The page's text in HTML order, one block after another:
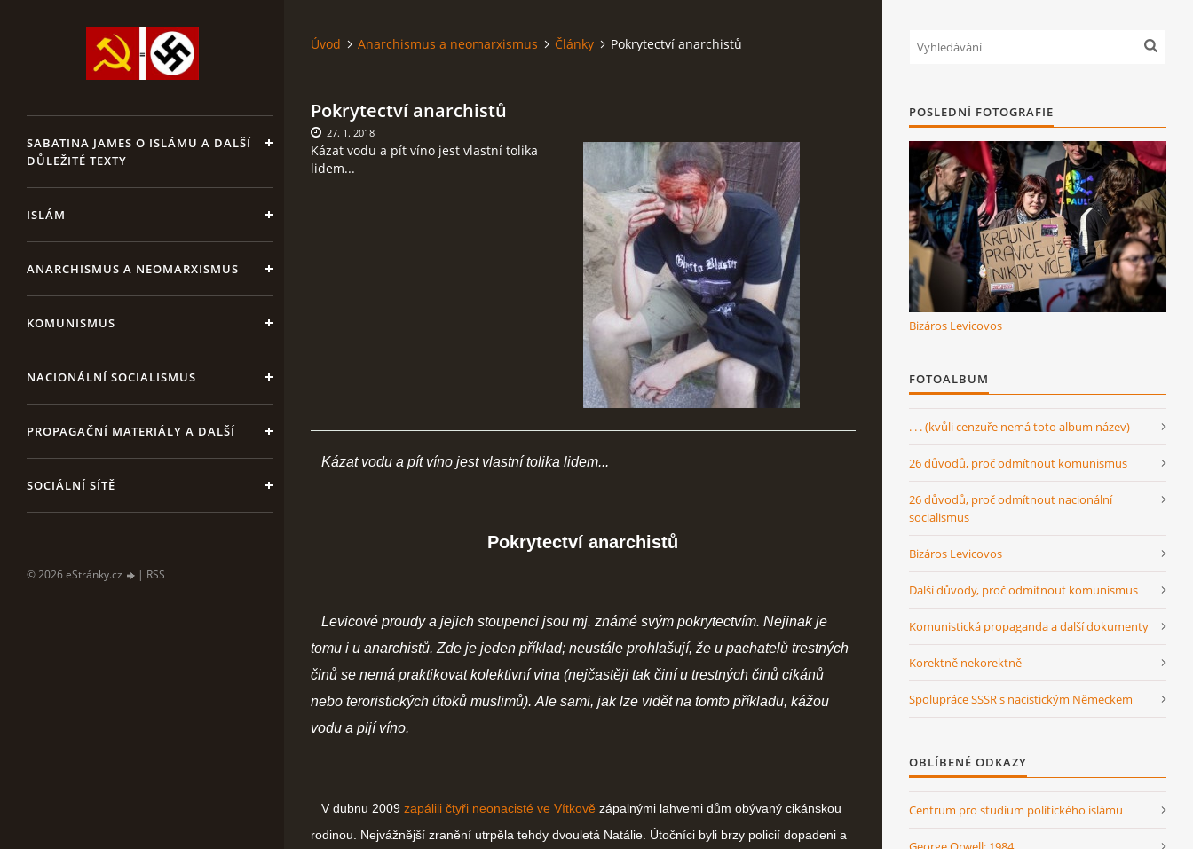
SABATINA JAMES O ISLÁMU A DALŠÍ
DŮLEŽITÉ TEXTY
ISLÁM
ANARCHISMUS A NEOMARXISMUS
KOMUNISMUS
NACIONÁLNÍ SOCIALISMUS
PROPAGAČNÍ MATERIÁLY A DALŠÍ
SOCIÁLNÍ SÍTĚ
© 2026 eStránky.cz | RSS
Úvod Anarchismus a neomarxismus Články Pokrytectví anarchistů
Pokrytectví anarchistů
Kázat vodu a pít víno jest vlastní tolika
lidem...
27. 1. 2018
Kázat vodu a pít víno jest vlastní tolika lidem...
Pokrytectví anarchistů
Levicové proudy a jejich stoupenci jsou mj. známé svým pokrytectvím. Nejinak je
tomu i u anarchistů. Zde je jeden příklad; neustále prohlašují, že u pachatelů trestných
činů se nemá praktikovat kolektivní vina (nejčastěji tak činí u trestných činů cikánů
nebo teroristických útoků muslimů). Ale sami, jak lze vidět na tomto příkladu, kážou
vodu a pijí víno.
V dubnu 2009 zapálili čtyři neonacisté ve Vítkově zápalnými lahvemi dům obývaný cikánskou
rodinou. Nejvážnější zranění utrpěla tehdy dvouletá Natálie. Útočníci byli brzy policií dopadeni a
POSLEDNÍ FOTOGRAFIE
Bizáros Levicovos
FOTOALBUM
. . . (kvůli cenzuře nemá toto album název)
26 důvodů, proč odmítnout komunismus
26 důvodů, proč odmítnout nacionální
socialismus
Bizáros Levicovos
Další důvody, proč odmítnout komunismus
Komunistická propaganda a další dokumenty
Korektně nekorektně
Spolupráce SSSR s nacistickým Německem
OBLÍBENÉ ODKAZY
Centrum pro studium politického islámu